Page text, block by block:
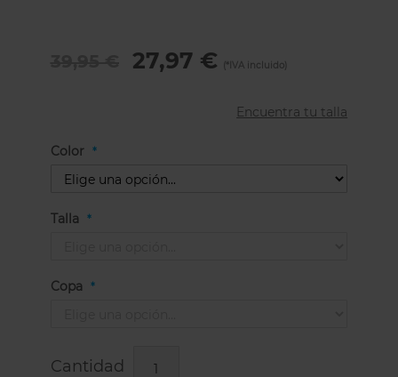
27,97 €
Encuentra tu talla
Color
Talla
Copa
Cantidad